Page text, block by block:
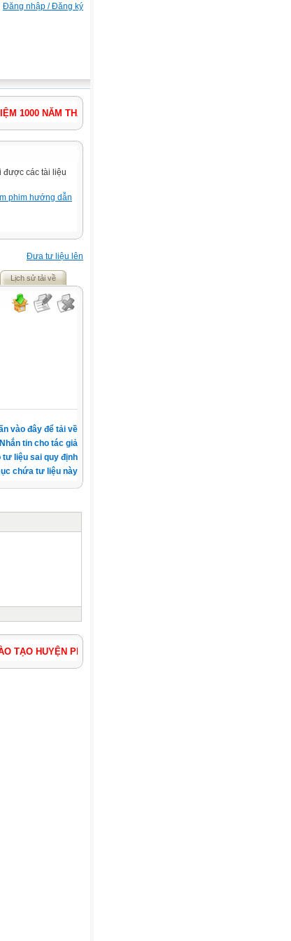
Đăng nhập / Đăng ký
NĂM THĂNG LONG - HÀ NỘI ! NĂM HỌC TIẾP TỤC ĐỔI MỚI
được các tài liệu
phim hướng dẫn
Đưa tư liệu lên
Lịch sử tải về
vào đây để tải về
Nhắn tin cho tác giả
tư liệu sai quy định
chứa tư liệu này
HUYỆN PHÚC THỌ - THÀNH PHỐ HÀ NỘI ĐỊA CHỈ: THỊ TRẤN –